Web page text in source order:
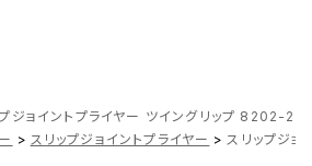
ジョイントプライヤー ツイングリップ 8202-
> スリップジョイントプライヤー > スリップジ